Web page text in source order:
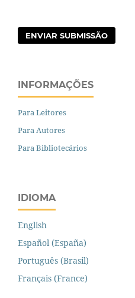
ENVIAR SUBMISSÃO
INFORMAÇÕES
Para Leitores
Para Autores
Para Bibliotecários
IDIOMA
English
Español (España)
Português (Brasil)
Français (France)